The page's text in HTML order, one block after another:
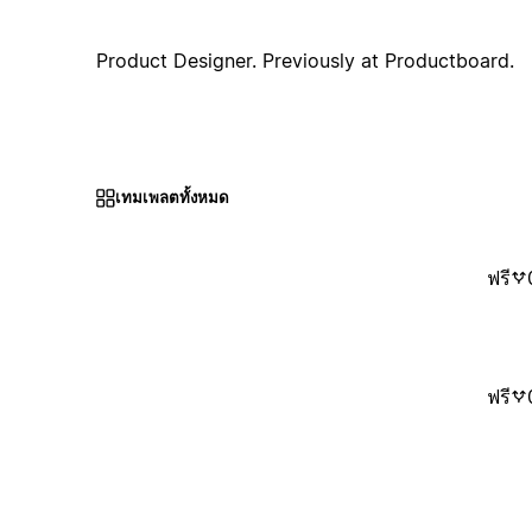
Product Designer. Previously at Productboard.
เทมเพลตทั้งหมด
ฟรี
ฟรี